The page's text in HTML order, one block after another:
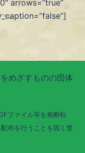
arrows=”true”
めざすものの団体
ファイル等を無断転
布を行うことを固く禁